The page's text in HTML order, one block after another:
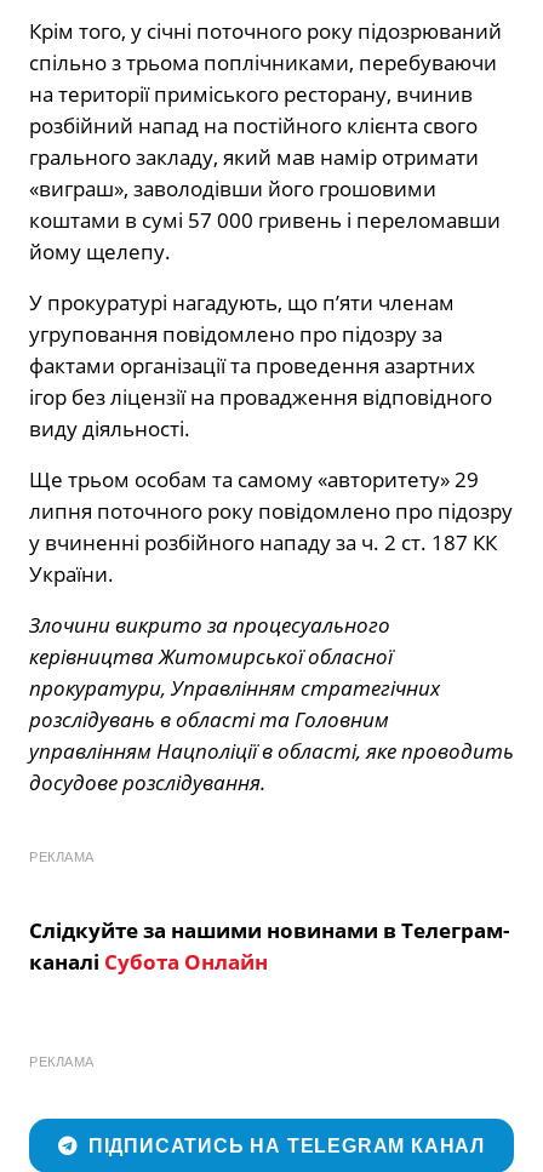
Крім того, у січні поточного року підозрюваний
спільно з трьома поплічниками, перебуваючи
на території приміського ресторану, вчинив
розбійний напад на постійного клієнта свого
грального закладу, який мав намір отримати
«виграш», заволодівши його грошовими
коштами в сумі 57 000 гривень і переломавши
йому щелепу.
У прокуратурі нагадують, що п’яти членам
угруповання повідомлено про підозру за
фактами організації та проведення азартних
ігор без ліцензії на провадження відповідного
виду діяльності.
Ще трьом особам та самому «авторитету» 29
липня поточного року повідомлено про підозру
у вчиненні розбійного нападу за ч. 2 ст. 187 КК
України.
Злочини викрито за процесуального
керівництва Житомирської обласної
прокуратури, Управлінням стратегічних
розслідувань в області та Головним
управлінням Нацполіції в області, яке проводить
досудове розслідування.
РЕКЛАМА
Слідкуйте за нашими новинами в Телеграм-
каналі Субота Онлайн
РЕКЛАМА
ПІДПИСАТИСЬ НА TELEGRAM КАНАЛ